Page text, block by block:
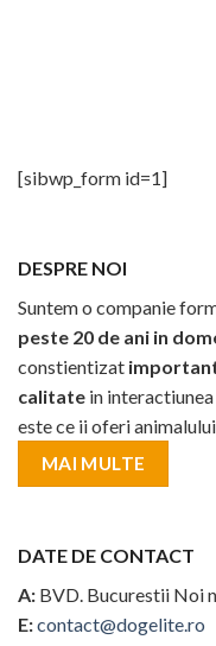
[sibwp_form id=1]
DESPRE NOI
Suntem o companie
peste 20 de ani in
constientizat
calitate in
este ce ii oferi animalului
MAI MULTE
DATE DE CONTACT
A: BVD. Bucurestii Noi
E:contact@dogelite.ro